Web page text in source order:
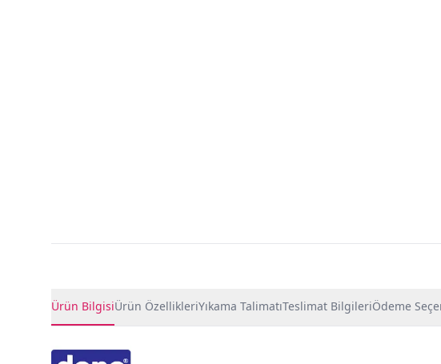
Ürün BilgisiÜrün ÖzellikleriYıkama TalimatıTeslimat BilgileriÖdeme